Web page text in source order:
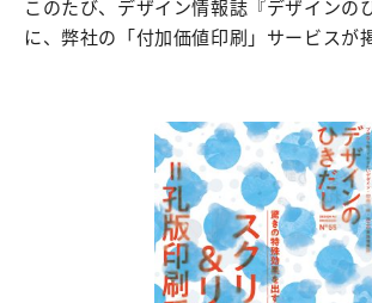
このたび、デザイン情報誌『デザインの
に、弊社の「付加価値印刷」サービスが